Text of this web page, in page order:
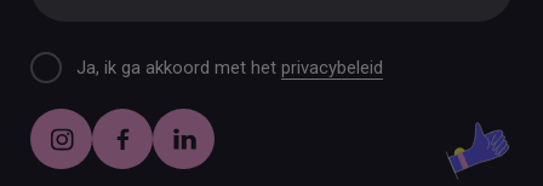
Ja, ik ga akkoord met hetprivacybeleid